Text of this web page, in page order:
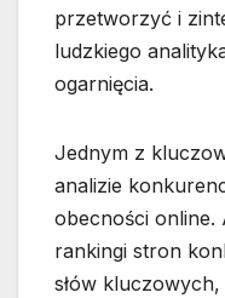
przetworzyć i
ludzkiego
ogarnięcia.
Jednym z
analizie
obecności online.
rankingi stron
słów